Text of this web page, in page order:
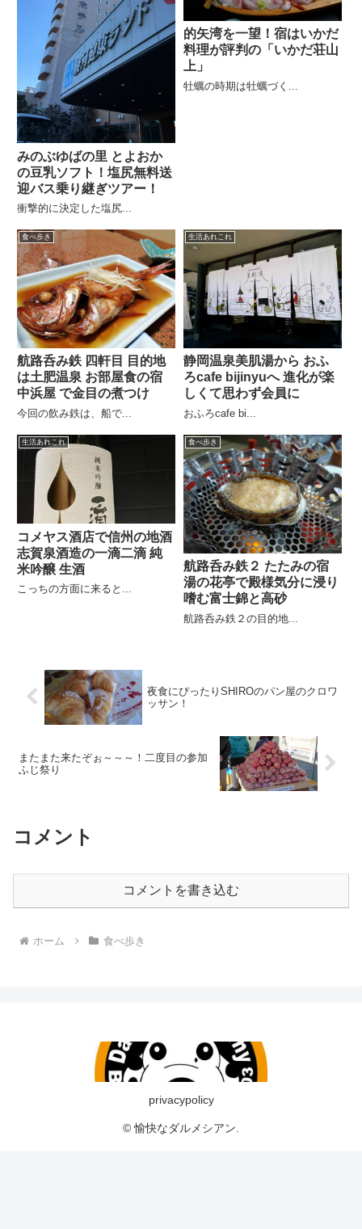
みのぶゆばの里 とよおか
の豆乳ソフト！塩尻無料送
迎バス乗り継ぎツアー！
衝撃的に決定した塩尻...
的矢湾を一望！宿はいかだ
料理が評判の「いかだ荘山
上」
牡蠣の時期は牡蠣づく...
食べ歩き
航路呑み鉄 四軒目 目的地
は土肥温泉 お部屋食の宿
中浜屋 で金目の煮つけ
今回の飲み鉄は、船で...
生活あれこれ
静岡温泉美肌湯から おふ
ろcafe bijinyuへ 進化が楽
しくて思わず会員に
おふろcafe bi...
生活あれこれ
コメヤス酒店で信州の地酒
志賀泉酒造の一滴二滴 純
米吟醸 生酒
こっちの方面に来ると...
食べ歩き
航路呑み鉄２ たたみの宿
湯の花亭で殿様気分に浸り
嗜む富士錦と高砂
航路呑み鉄２の目的地...
夜食にぴったりSHIROのパン屋のクロワ
ッサン！
またまた来たぞぉ～～～！二度目の参加
ふじ祭り
コメント
コメントを書き込む
ホーム 食べ歩き
privacypolicy
© 愉快なダルメシアン.